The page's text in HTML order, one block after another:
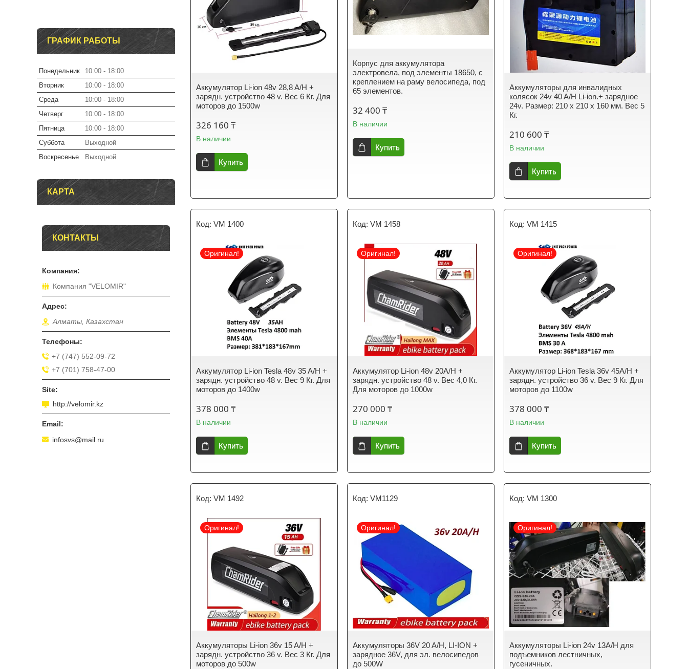
Аккумулятор Li-ion 48v 28,8 A/H +
зарядн. устройство 48 v. Вес 6 Кг. Для
моторов до 1500w
326 160 ₸
В наличии
Купить
Корпус для аккумулятора
электровела, под элементы 18650, с
креплением на раму велосипеда, под
65 элементов.
32 400 ₸
В наличии
Купить
Аккумуляторы для инвалидных
колясок 24v 40 A/H Li-ion.+ зарядное
24v. Размер: 210 x 210 x 160 мм. Вес 5
Кг.
210 600 ₸
В наличии
Купить
VM 1400
Оригинал!
Аккумулятор Li-ion Tesla 48v 35 A/H +
зарядн. устройство 48 v. Вес 9 Кг. Для
моторов до 1400w
378 000 ₸
В наличии
Купить
VM 1458
Оригинал!
Аккумулятор Li-ion 48v 20A/H +
зарядн. устройство 48 v. Вес 4,0 Кг.
Для моторов до 1000w
270 000 ₸
В наличии
Купить
VM 1415
Оригинал!
Аккумулятор Li-ion Tesla 36v 45A/H +
зарядн. устройство 36 v. Вес 9 Кг. Для
моторов до 1100w
378 000 ₸
В наличии
Купить
VM 1492
Оригинал!
Аккумуляторы Li-ion 36v 15 A/H +
зарядн. устройство 36 v. Вес 3 Кг. Для
моторов до 500w
VM1129
Оригинал!
Аккумуляторы 36V 20 A/H, LI-ION +
зарядное 36V, для эл. велосипедов
до 500W
VM 1300
Оригинал!
Аккумуляторы Li-ion 24v 13A/H для
подъемников лестничных,
гусеничных.
ГРАФИК РАБОТЫ
Понедельник 10:00
18:00
Вторник
10:00
18:00
Среда
10:00
18:00
Четверг
10:00
18:00
Пятница
10:00
18:00
Суббота
Выходной
Воскресенье
Выходной
КАРТА
КОНТАКТЫ
Компания "VELOMIR"
Алматы, Казахстан
+7 (747) 552-09-72
+7 (701) 758-47-00
http://velomir.kz
infosvs@mail.ru